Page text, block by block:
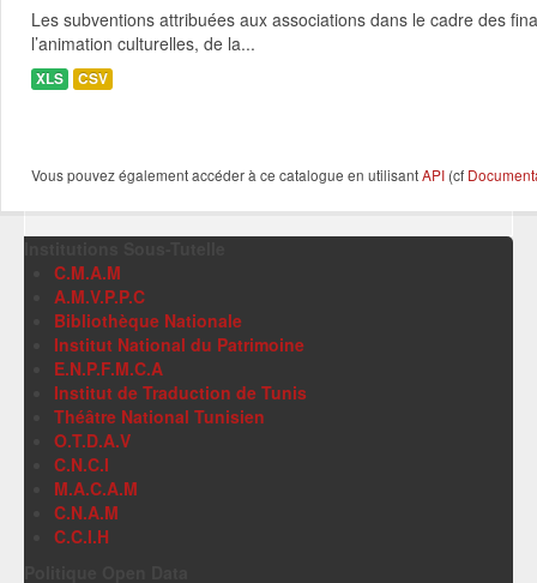
Les subventions attribuées aux associations dans le cadre des
l’animation culturelles, de la...
XLS CSV
Vous pouvez également accéder à ce catalogue en utilisantAPI (cf
C.M.A.M
A.M.V.P.P.C
Bibliothèque Nationale
Institut National du Patrimoine
E.N.P.F.M.C.A
Institut de Traduction de Tunis
Théâtre National Tunisien
O.T.D.A.V
C.N.C.I
M.A.C.A.M
C.N.A.M
C.C.I.H